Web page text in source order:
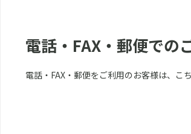
電話・FAX・郵便での
電話・FAX・郵便をご利用のお客様は、こ